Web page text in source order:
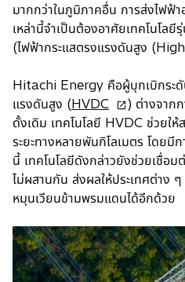
มากกว่าในภูมิภาคอื่น การส่งไฟฟ้
เหล่านี้จำเป็นต้องอาศัยเทคโนโลยี
(ไฟฟ้ากระแสตรงแรงดันสูง
Hitachi Energy คือผู้บุกเบิกระดั
แรงดันสูง (HVDCo
p
e
n
s
i
a
n
e
) ต่างจาก
ดั้งเดิม เทคโนโลยี HVDC ช่วยให้
ระยะทางหลายพันกิโลเมตร โดย
นี้ เทคโนโลยีดังกล่าวยังช่วยเชื่อม
ไม่ผสานกัน ส่งผลให้ประเทศต่าง
หมุนเวียนข้ามพรมแดนได้อีกด้วย